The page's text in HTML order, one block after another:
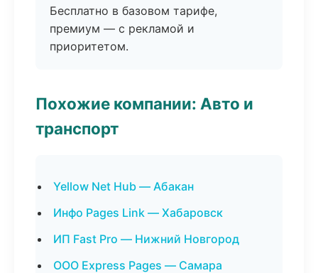
Бесплатно в базовом тарифе,
премиум — с рекламой и
приоритетом.
Похожие компании: Авто и
транспорт
Yellow Net Hub — Абакан
Инфо Pages Link — Хабаровск
ИП Fast Pro — Нижний Новгород
ООО Express Pages — Самара